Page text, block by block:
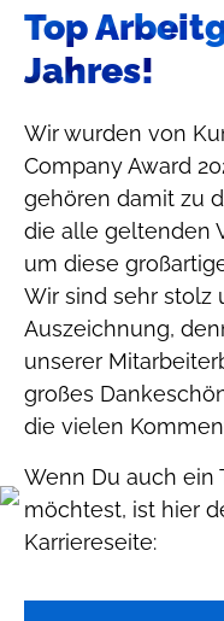
Top
Jahres!
Wir wurden von
Company Award
gehören damit zu
die alle geltenden
um diese
Wir sind sehr stolz
Auszeichnung,
unserer
großes
die vielen
Wenn Du auch ein
möchtest, ist hier
Karriereseite: